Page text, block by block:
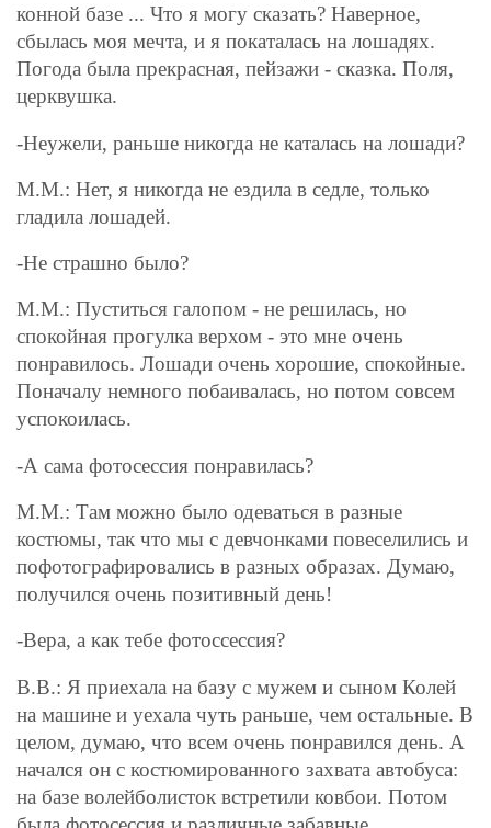
конной базе ... Что я могу сказать? Наверное,
сбылась моя мечта, и я покаталась на лошадях.
Погода была прекрасная, пейзажи - сказка. Поля,
церквушка.
-Неужели, раньше никогда не каталась на лошади?
М.М.: Нет, я никогда не ездила в седле, только
гладила лошадей.
-Не страшно было?
М.М.: Пуститься галопом - не решилась, но
спокойная прогулка верхом - это мне очень
понравилось. Лошади очень хорошие, спокойные.
Поначалу немного побаивалась, но потом совсем
успокоилась.
-А сама фотосессия понравилась?
М.М.: Там можно было одеваться в разные
костюмы, так что мы с девчонками повеселились и
пофотографировались в разных образах. Думаю,
получился очень позитивный день!
-Вера, а как тебе фотоссессия?
В.В.: Я приехала на базу с мужем и сыном Колей
на машине и уехала чуть раньше, чем остальные. В
целом, думаю, что всем очень понравился день. А
начался он с костюмированного захвата автобуса:
на базе волейболисток встретили ковбои. Потом